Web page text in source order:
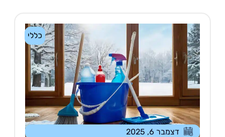
כללי
דצמבר 6, 2025